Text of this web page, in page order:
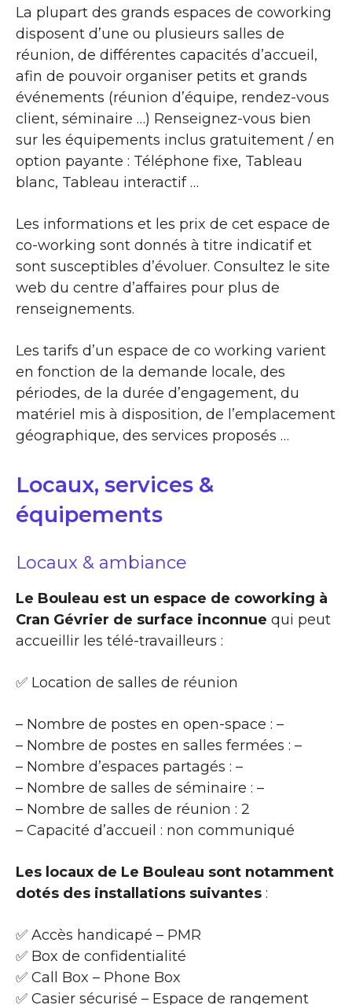
La plupart des grands espaces de coworking
disposent d’une ou plusieurs salles de
réunion, de différentes capacités d’accueil,
afin de pouvoir organiser petits et grands
événements (réunion d’équipe, rendez-vous
client, séminaire …) Renseignez-vous bien
sur les équipements inclus gratuitement / en
option payante : Téléphone fixe, Tableau
blanc, Tableau interactif …
Les informations et les prix de cet espace de
co-working sont donnés à titre indicatif et
sont susceptibles d’évoluer. Consultez le site
web du centre d’affaires pour plus de
renseignements.
Les tarifs d’un espace de co working varient
en fonction de la demande locale, des
périodes, de la durée d’engagement, du
matériel mis à disposition, de l’emplacement
géographique, des services proposés …
Locaux, services &
équipements
Locaux & ambiance
Le Bouleau est un espace de coworking à
Cran Gévrier de surface inconnue qui peut
accueillir les télé-travailleurs :
✅ Location de salles de réunion
– Nombre de postes en open-space : –
– Nombre de postes en salles fermées : –
– Nombre d’espaces partagés : –
– Nombre de salles de séminaire : –
– Nombre de salles de réunion : 2
– Capacité d’accueil : non communiqué
Les locaux de Le Bouleau sont notamment
dotés des installations suivantes :
✅ Accès handicapé – PMR
✅ Box de confidentialité
✅ Call Box – Phone Box
✅ Casier sécurisé – Espace de rangement